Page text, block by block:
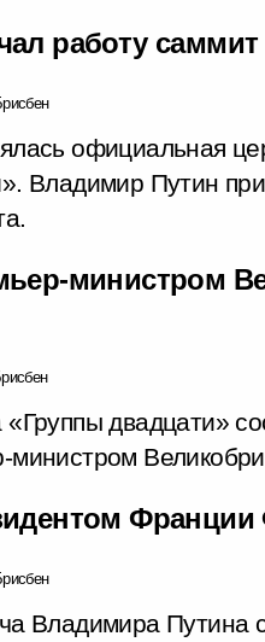
работу
официальная
Владимир Путин
министром
двадцати»
министром
Владимира Путина